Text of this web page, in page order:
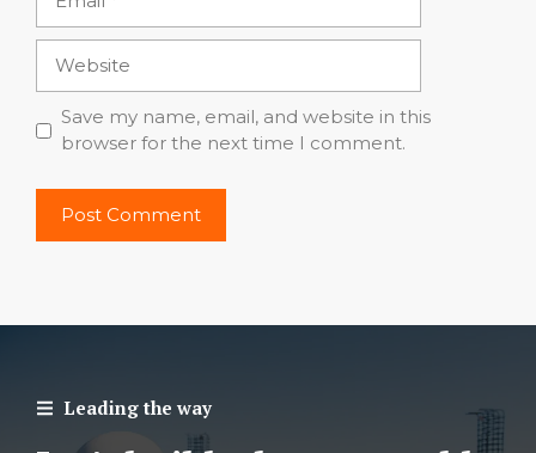
Save my name, email, and website in this
browser for the next time I comment.
Leading the way